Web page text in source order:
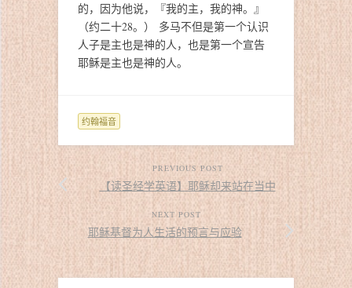
的，因为他说，『我的主，我的神。』
（约二十28。） 多马不但是第一个认识
人子是主也是神的人，也是第一个宣告
耶稣是主也是神的人。
约翰福音
PREVIOUS POST
【读圣经学英语】耶稣却来站在当中
NEXT POST
耶稣基督为人生活的预言与应验